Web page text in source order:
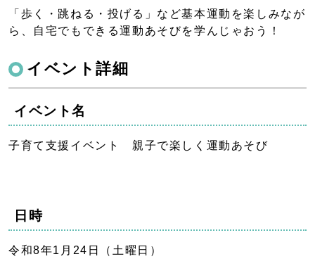
「歩く・跳ねる・投げる」など基本運動を楽しみなが
ら、自宅でもできる運動あそびを学んじゃおう！
イベント詳細
イベント名
子育て支援イベント 親子で楽しく運動あそび
日時
令和8年1月24日（土曜日）